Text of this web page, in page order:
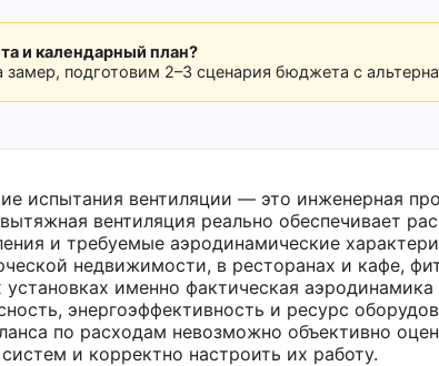
и календарный план?
замер, подготовим 2–3 сценария бюджета с
испытания вентиляции — это инженерная
вентиляция реально обеспечивает
и требуемые аэродинамические
недвижимости, в ресторанах и кафе,
установках именно фактическая
энергоэффективность и ресурс
по расходам невозможно объективно
и корректно настроить их работу.